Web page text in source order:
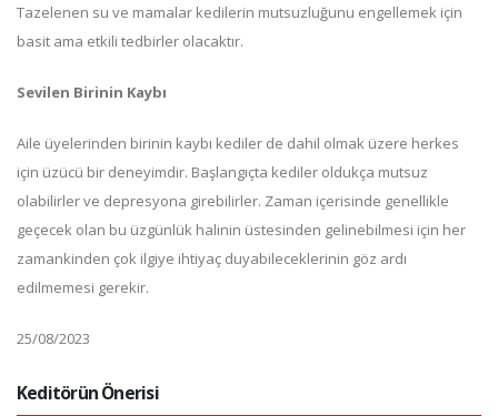
Tazelenen su ve mamalar kedilerin mutsuzluğunu engellemek için
basit ama etkili tedbirler olacaktır.
Sevilen Birinin Kaybı
Aile üyelerinden birinin kaybı kediler de dahil olmak üzere herkes
için üzücü bir deneyimdir. Başlangıçta kediler oldukça mutsuz
olabilirler ve depresyona girebilirler. Zaman içerisinde genellikle
geçecek olan bu üzgünlük halinin üstesinden gelinebilmesi için her
zamankinden çok ilgiye ihtiyaç duyabileceklerinin göz ardı
edilmemesi gerekir.
25/08/2023
Keditörün Önerisi